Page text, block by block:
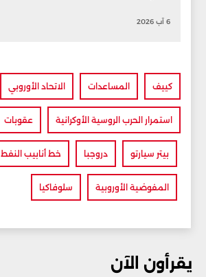
6 آب 2026
كييف المساعدات الاتحاد الأوروبي
استمرار الحرب الروسية الأوكرانية عقوبات
بيتر سيارتو دروجبا خط أنابيب النفط
المفوضية الأوروبية سلوفاكيا
يقرأون الآن